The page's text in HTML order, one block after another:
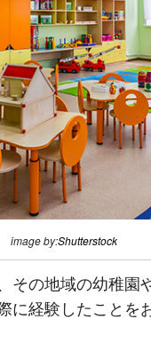
image by:Shutterstock
その地域の幼稚園
経験したことを